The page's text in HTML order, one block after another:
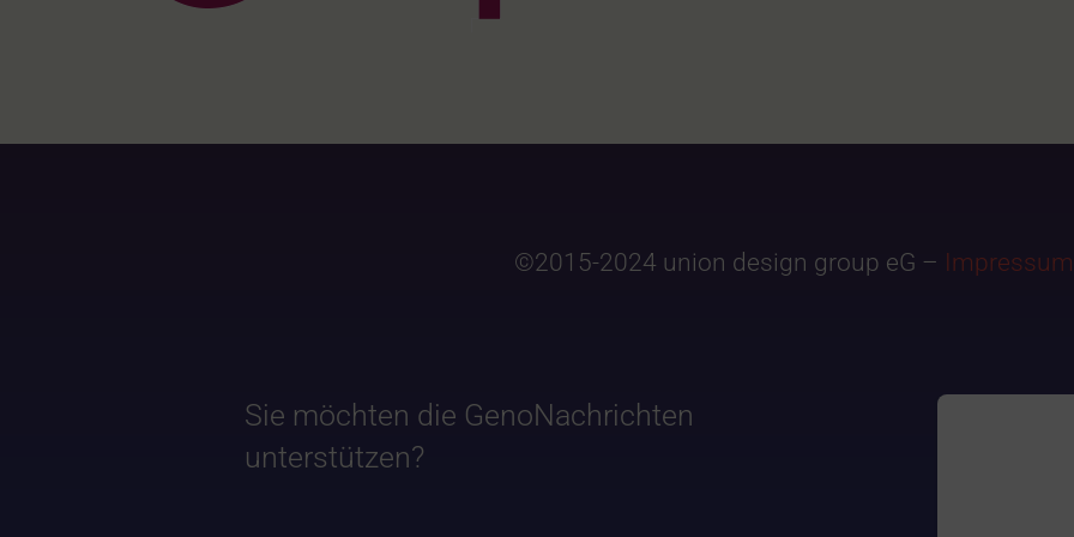
©2015-2024 union design group eG – Impressum
Sie möchten die GenoNachrichten
unterstützen?